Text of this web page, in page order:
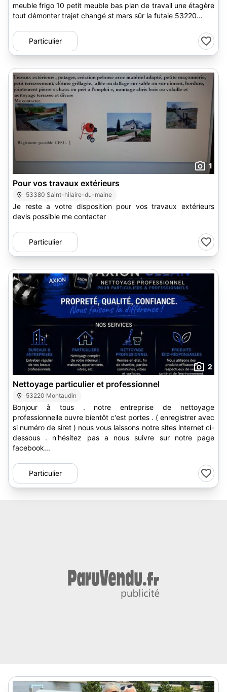
meuble frigo 10 petit meuble bas plan de travail une étagère
tout démonter trajet changé st mars sûr la futaie 53220...
Particulier
1
Pour vos travaux extérieurs
53380 Saint-hilaire-du-maine
Je reste a votre disposition pour vos travaux extérieurs
devis possible me contacter
Particulier
2
Nettoyage particulier et professionnel
53220 Montaudin
Bonjour à tous . notre entreprise de nettoyage
professionnelle ouvre bientôt c'est portes . ( enregistrer avec
si numéro de siret ) nous vous laissons notre sites internet ci-
dessous . n'hésitez pas a nous suivre sur notre page
facebook...
Particulier